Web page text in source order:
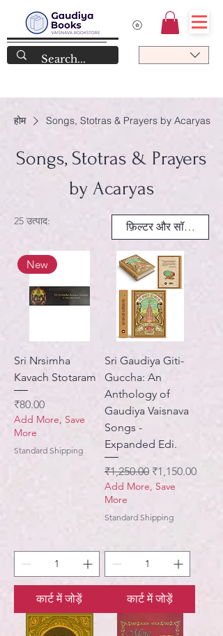
होम Songs, Stotras & Prayers by Acaryas
Songs, Stotras & Prayers
by Acaryas
25 उत्पाद: फ़िल्टर और सॉर्ट करें
New
Sri Nrsimha
Kavach Stotaram
मूल्य
₹80.00
Add More, Save
More
Standard Shipping
कार्ट में जोड़ें
Sri Gaudiya Giti-
Guccha: An
Anthology of
Gaudiya Vaisnava
Songs -
Expanded Edi.
नियमित मूल्य
₹1,250.00 बिक्री मूल्य
₹1,150.00
Add More, Save
More
Standard Shipping
कार्ट में जोड़ें